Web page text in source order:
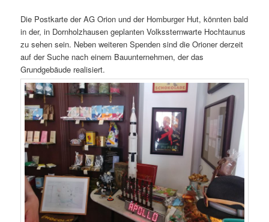
Die Postkarte der AG Orion und der Homburger Hut, könnten bald
in der, in Dornholzhausen geplanten Volkssternwarte Hochtaunus
zu sehen sein. Neben weiteren Spenden sind die Orioner derzeit
auf der Suche nach einem Bauunternehmen, der das
Grundgebäude realisiert.